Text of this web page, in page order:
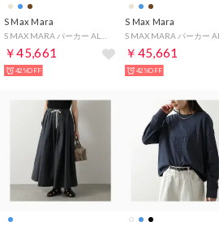
S Max Mara
S MAX MARA パーカー ALMA ジップアップ ロゴ 刺繍 （005/ネイビー）
￥45,661
42%OFF
S Max Mara
￥45,661
42%OFF